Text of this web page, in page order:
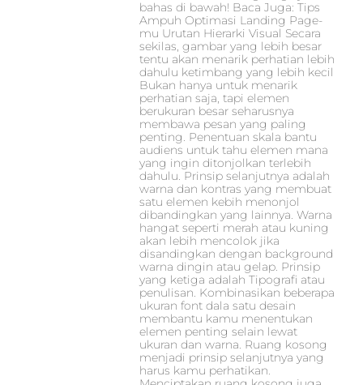
bahas di bawah! Baca Juga: Tips
Ampuh Optimasi Landing Page-
mu Urutan Hierarki Visual Secara
sekilas, gambar yang lebih besar
tentu akan menarik perhatian lebih
dahulu ketimbang yang lebih kecil
Bukan hanya untuk menarik
perhatian saja, tapi elemen
berukuran besar seharusnya
membawa pesan yang paling
penting. Penentuan skala bantu
audiens untuk tahu elemen mana
yang ingin ditonjolkan terlebih
dahulu. Prinsip selanjutnya adalah
warna dan kontras yang membuat
satu elemen kebih menonjol
dibandingkan yang lainnya. Warna
hangat seperti merah atau kuning
akan lebih mencolok jika
disandingkan dengan background
warna dingin atau gelap. Prinsip
yang ketiga adalah Tipografi atau
penulisan. Kombinasikan beberapa
ukuran font dala satu desain
membantu kamu menentukan
elemen penting selain lewat
ukuran dan warna. Ruang kosong
menjadi prinsip selanjutnya yang
harus kamu perhatikan.